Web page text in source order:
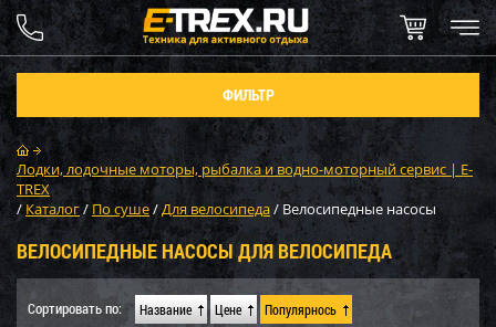
ФИЛЬТР
Лодки, лодочные моторы, рыбалка и водно-моторный сервис | E-
TREX
/Каталог/ По суше/Для велосипеда/ Велосипедные насосы
ВЕЛОСИПЕДНЫЕ НАСОСЫ ДЛЯ ВЕЛОСИПЕДА
Сортировать по: Название Цене Популярнось